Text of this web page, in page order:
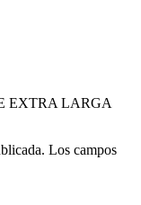
EXTRA LARGA
Los campos